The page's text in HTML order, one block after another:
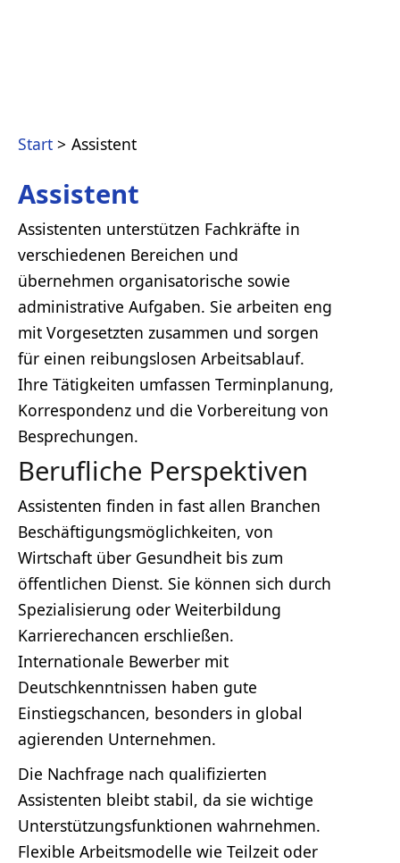
Start Assistent
Assistent
Assistenten unterstützen Fachkräfte in
verschiedenen Bereichen und
übernehmen organisatorische sowie
administrative Aufgaben. Sie arbeiten eng
mit Vorgesetzten zusammen und sorgen
für einen reibungslosen Arbeitsablauf.
Ihre Tätigkeiten umfassen Terminplanung,
Korrespondenz und die Vorbereitung von
Besprechungen.
Berufliche Perspektiven
Assistenten finden in fast allen Branchen
Beschäftigungsmöglichkeiten, von
Wirtschaft über Gesundheit bis zum
öffentlichen Dienst. Sie können sich durch
Spezialisierung oder Weiterbildung
Karrierechancen erschließen.
Internationale Bewerber mit
Deutschkenntnissen haben gute
Einstiegschancen, besonders in global
agierenden Unternehmen.
Die Nachfrage nach qualifizierten
Assistenten bleibt stabil, da sie wichtige
Unterstützungsfunktionen wahrnehmen.
Flexible Arbeitsmodelle wie Teilzeit oder